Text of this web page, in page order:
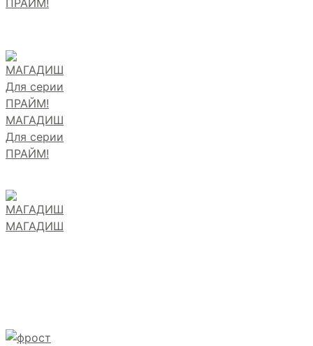
МАГАДИШ
Для серии
ПРАЙМ!
МАГАДИШ